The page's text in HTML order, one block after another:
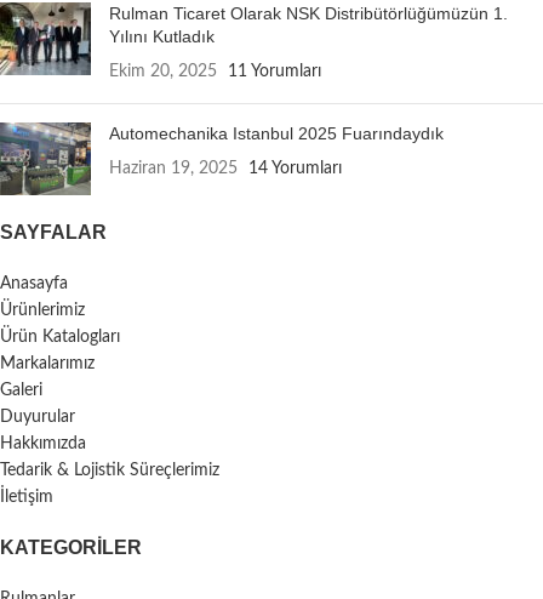
Rulman Ticaret Olarak NSK Distribütörlüğümüzün 1.
Yılını Kutladık
Ekim 20, 2025 11 Yorumları
Automechanika Istanbul 2025 Fuarındaydık
Haziran 19, 2025 14 Yorumları
SAYFALAR
Anasayfa
Ürünlerimiz
Ürün Katalogları
Markalarımız
Galeri
Duyurular
Hakkımızda
Tedarik & Lojistik Süreçlerimiz
İletişim
KATEGORILER